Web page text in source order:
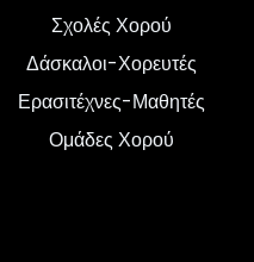
Σχολές Χορού
Δάσκαλοι-Χορευτές
Ερασιτέχνες-Μαθητές
Ομάδες Χορού